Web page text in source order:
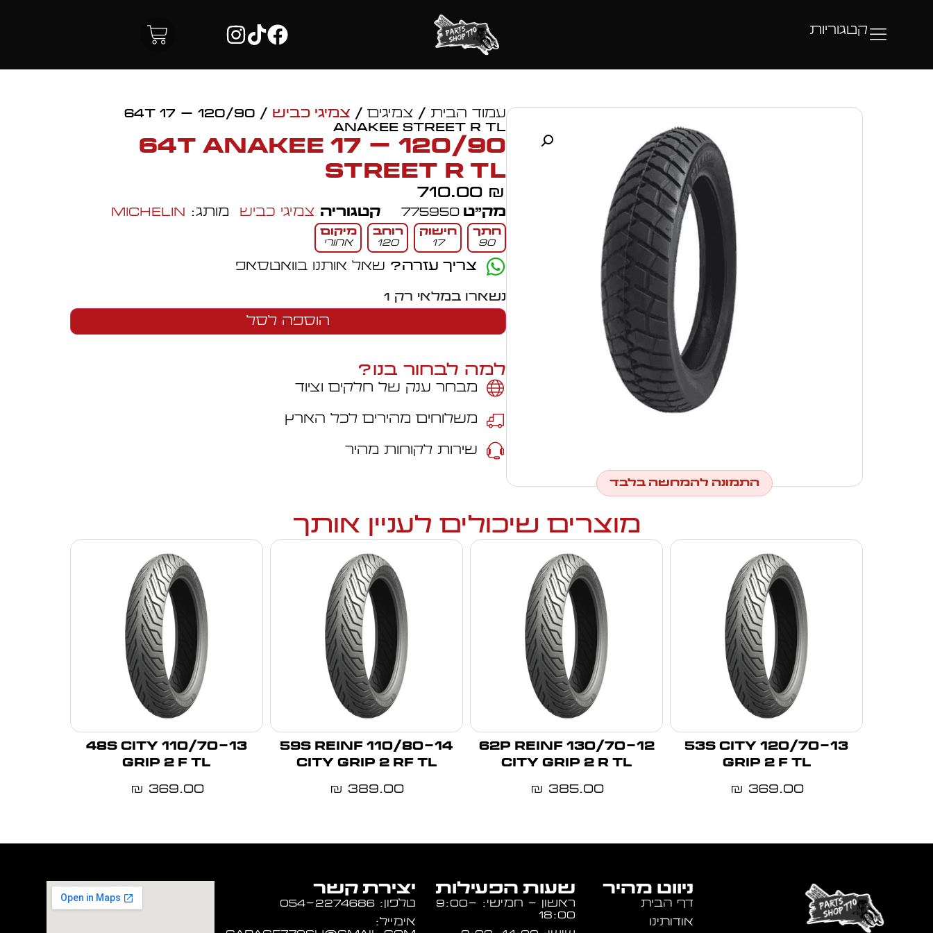
קטגוריות
התמונה להמחשה בלבד
עמוד הבית/ צמיגים/ צמיגי כביש
/ 120/90 – 17 64T
ANAKEE STREET R TL
120/90 – 17 64T ANAKEE
STREET R TL
710.00 ₪
מק״ט 775950 קטגוריה צמיגי כביש מותג: Michelin
חתך
90
חישוק
17
רוחב
120
מיקום
אחורי
צריך עזרה? שאל אותנו בוואטסאפ
נשארו במלאי רק 1
הוספה לסל
למה לבחור בנו?
מבחר ענק של חלקים וציוד
משלוחים מהירים לכל הארץ
שירות לקוחות מהיר
מוצרים שיכולים לעניין אותך
120/70-13 53S CITY
GRIP 2 F TL
369.00
₪
130/70-12 62P REINF
CITY GRIP 2 R TL
385.00
₪
110/80-14 59S REINF
CITY GRIP 2 RF TL
389.00
₪
110/70-13 48S CITY
GRIP 2 F TL
369.00
₪
ניווט מהיר
דף הבית
אודותינו
שעות הפעילות
ראשון - חמישי: 9:00-
18:00
יצירת קשר
טלפון: 054-2274686
אימייל: